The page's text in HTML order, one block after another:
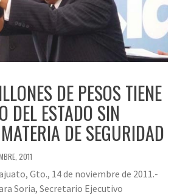
DE PESOS TIENE
DEL ESTADO SIN
DE SEGURIDAD
2011
Gto., 14 de noviembre de 2011.-
Soria, Secretario Ejecutivo